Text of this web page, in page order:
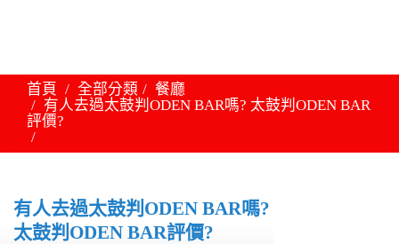
首頁 全部分類
餐廳
有人去過太鼓判ODEN BAR嗎? 太鼓判ODEN BAR
評價?
有人去過太鼓判ODEN BAR嗎?
太鼓判ODEN BAR評價?